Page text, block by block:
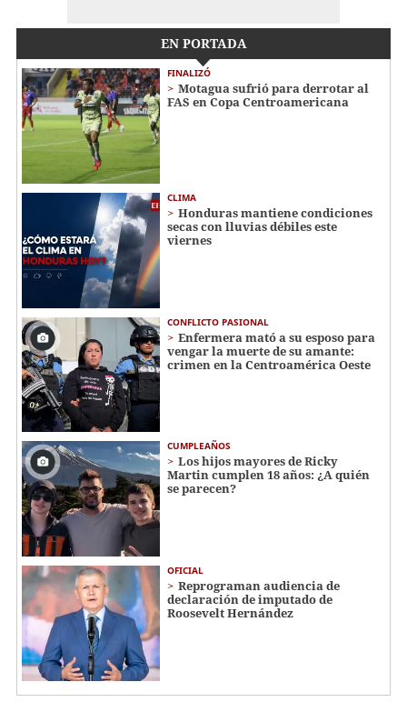
EN PORTADA
FINALIZÓ
Motagua sufrió para derrotar al
FAS en Copa Centroamericana
CLIMA
Honduras mantiene condiciones
secas con lluvias débiles este
viernes
CONFLICTO PASIONAL
Enfermera mató a su esposo para
vengar la muerte de su amante:
crimen en la Centroamérica Oeste
CUMPLEAÑOS
Los hijos mayores de Ricky
Martin cumplen 18 años: ¿A quién
se parecen?
OFICIAL
Reprograman audiencia de
declaración de imputado de
Roosevelt Hernández